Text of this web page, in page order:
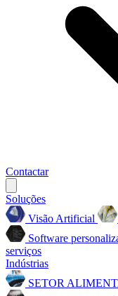
Contactar
Soluções
Visão Artificial
Software
serviços
Indústrias
SETOR